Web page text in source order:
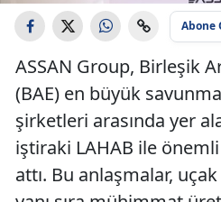
Abone
ASSAN Group, Birleşik
(BAE) en büyük
şirketleri arasında yer
iştiraki LAHAB ile
attı. Bu anlaşmalar, uçak